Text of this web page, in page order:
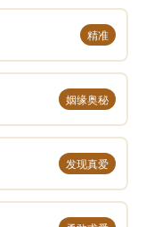
精准
姻缘奥秘
发现真爱